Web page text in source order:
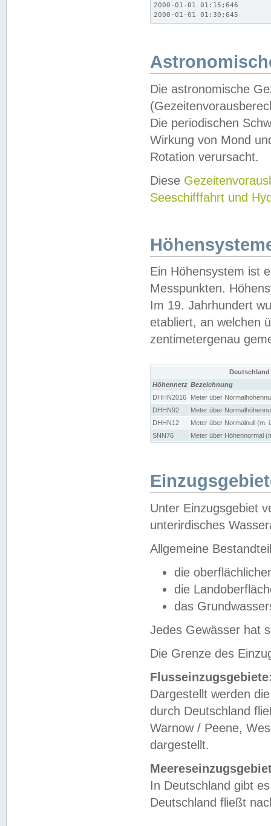
2000-01-01 01:15;646
2000-01-01 01:30;645
Die astronomische
Die periodischen
Wirkung von Mond
Rotation verursacht.
Diese
Seeschifffahrt und
Ein Höhensystem ist
Messpunkten.
Im 19. Jahrhundert
etabliert, an welchen
zentimetergenau
Höhennetz Bezeichnung
DHHN2016
Meter über
DHHN92
Meter über
DHHN12
Meter über Normalnull (m.
SNN76
Meter über Höhennormal
Unter Einzugsgebiet
unterirdisches
Allgemeine
die
die
das
Jedes Gewässer hat
Die Grenze des
Dargestellt werden
durch Deutschland
Warnow / Peene,
dargestellt.
In Deutschland gibt
Deutschland fließt